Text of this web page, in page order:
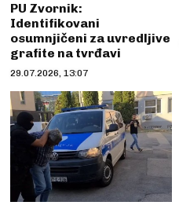
PU Zvornik:
Identifikovani
osumnjičeni za uvredljive
grafite na tvrđavi
29.07.2026, 13:07